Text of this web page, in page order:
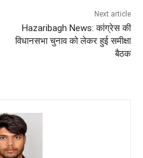
Next article
Hazaribagh News: कांग्रेस की
विधानसभा चुनाव को लेकर हुई समीक्षा
बैठक